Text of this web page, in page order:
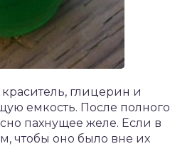
глицерин и
емкость. После полного
пахнущее желе. Если в
чтобы оно было вне их